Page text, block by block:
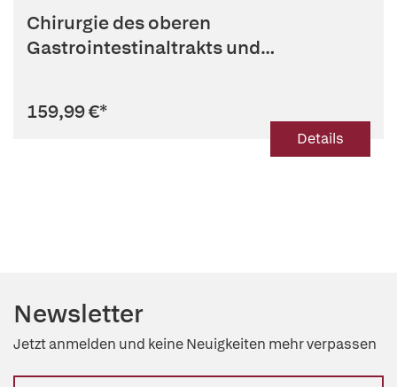
Chirurgie des oberen
Gastrointestinaltrakts und
159,99 €*
Details
Newsletter
Jetzt anmelden und keine Neuigkeiten mehr verpassen